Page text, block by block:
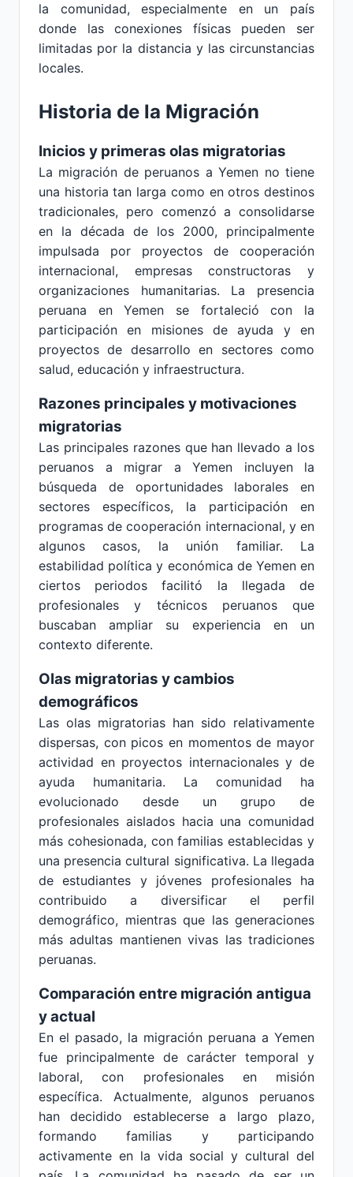
la comunidad, especialmente en un país
donde las conexiones físicas pueden ser
limitadas por la distancia y las circunstancias
locales.
Historia de la Migración
Inicios y primeras olas migratorias
La migración de peruanos a Yemen no tiene
una historia tan larga como en otros destinos
tradicionales, pero comenzó a consolidarse
en la década de los 2000, principalmente
impulsada por proyectos de cooperación
internacional, empresas constructoras y
organizaciones humanitarias. La presencia
peruana en Yemen se fortaleció con la
participación en misiones de ayuda y en
proyectos de desarrollo en sectores como
salud, educación y infraestructura.
Razones principales y motivaciones
migratorias
Las principales razones que han llevado a los
peruanos a migrar a Yemen incluyen la
búsqueda de oportunidades laborales en
sectores específicos, la participación en
programas de cooperación internacional, y en
algunos casos, la unión familiar. La
estabilidad política y económica de Yemen en
ciertos periodos facilitó la llegada de
profesionales y técnicos peruanos que
buscaban ampliar su experiencia en un
contexto diferente.
Olas migratorias y cambios
demográficos
Las olas migratorias han sido relativamente
dispersas, con picos en momentos de mayor
actividad en proyectos internacionales y de
ayuda humanitaria. La comunidad ha
evolucionado desde un grupo de
profesionales aislados hacia una comunidad
más cohesionada, con familias establecidas y
una presencia cultural significativa. La llegada
de estudiantes y jóvenes profesionales ha
contribuido a diversificar el perfil
demográfico, mientras que las generaciones
más adultas mantienen vivas las tradiciones
peruanas.
Comparación entre migración antigua
y actual
En el pasado, la migración peruana a Yemen
fue principalmente de carácter temporal y
laboral, con profesionales en misión
específica. Actualmente, algunos peruanos
han decidido establecerse a largo plazo,
formando familias y participando
activamente en la vida social y cultural del